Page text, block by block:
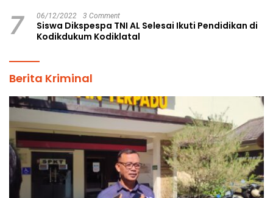
7 06/12/2022 3 Comment
Siswa Dikspespa TNI AL Selesai Ikuti Pendidikan di
Kodikdukum Kodiklatal
Berita Kriminal